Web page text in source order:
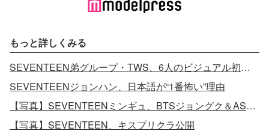
もっと詳しくみる
SEVENTEEN弟グループ・TWS、6人のビジュアル初公開
SEVENTEENジョンハン、日本語が“1番怖い”理由
【写真】SEVENTEENミンギュ、BTSジョングク＆ASTROチャウヌとの“クチルズ”プライベートショット
【写真】SEVENTEEN、キスプリクラ公開